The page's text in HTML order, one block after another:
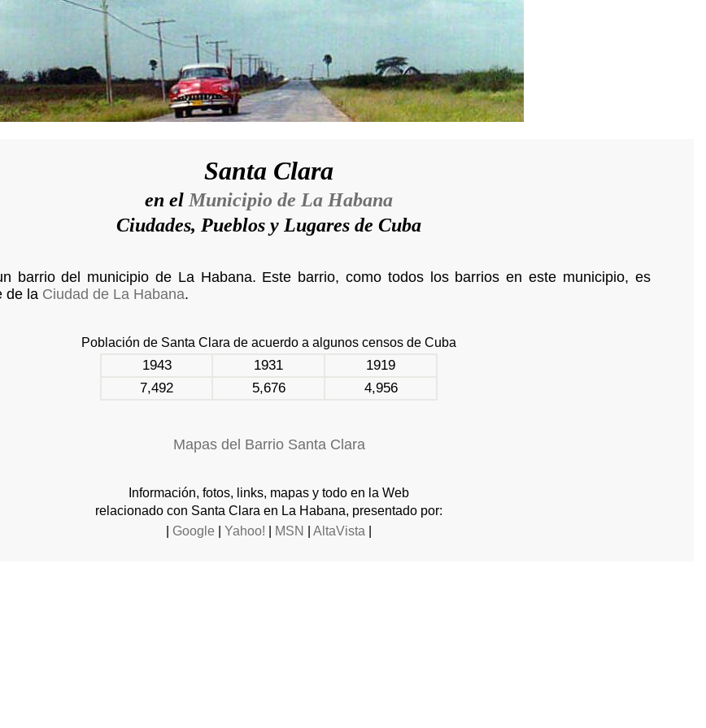
Santa Clara
en el Municipio de La Habana
Ciudades, Pueblos y Lugares de Cuba
barrio del municipio de La Habana. Este barrio, como todos los barrios en este municipio, es
de la Ciudad de La Habana.
Población de Santa Clara de acuerdo a algunos censos de Cuba
1943 1931
1919
7,492
5,676 4,956
Mapas del Barrio Santa Clara
Información, fotos, links, mapas y todo en la Web
relacionado con Santa Clara en La Habana, presentado por:
Google Yahoo! MSN AltaVista